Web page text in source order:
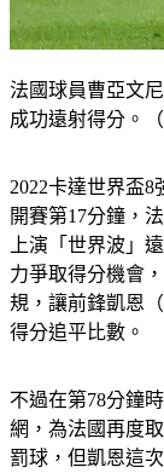
法國球員曹亞文尼
成功遠射得分。
2022卡達世界盃
開賽第17分鐘，
上演「世界波」
力爭取得分機會
規，讓前鋒凱恩
得分追平比數。
不過在第78分鐘
網，為法國再度
罰球，但凱恩這